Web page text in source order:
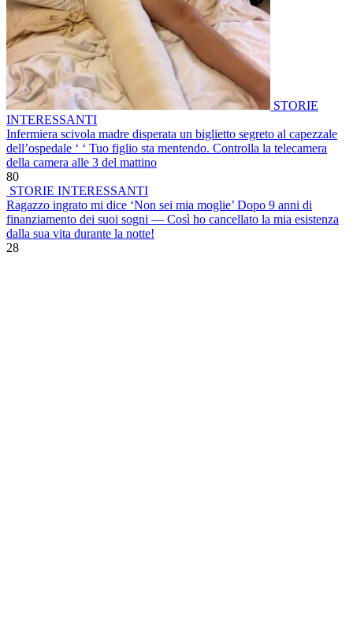
STORIE
INTERESSANTI
Infermiera scivola madre disperata un biglietto segreto al capezzale
dell’ospedale ‘ ‘ Tuo figlio sta mentendo. Controlla la telecamera
della camera alle 3 del mattino
80
STORIE INTERESSANTI
Ragazzo ingrato mi dice ‘Non sei mia moglie’ Dopo 9 anni di
finanziamento dei suoi sogni — Così ho cancellato la mia esistenza
dalla sua vita durante la notte!
28